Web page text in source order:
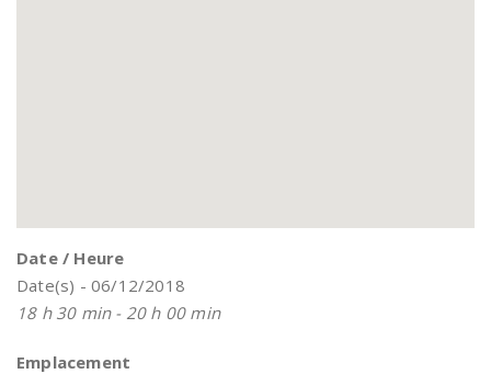
Date / Heure
Date(s) - 06/12/2018
18 h 30 min - 20 h 00 min
Emplacement